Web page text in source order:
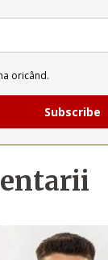
oricând.
Subscribe